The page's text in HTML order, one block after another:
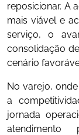
reposicionar. A
mais viável e
serviço, o
consolidação
cenário
No varejo,
a
jornada
atendimento